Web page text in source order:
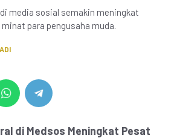
media sosial semakin meningkat
para pengusaha muda.
di Medsos Meningkat Pesat